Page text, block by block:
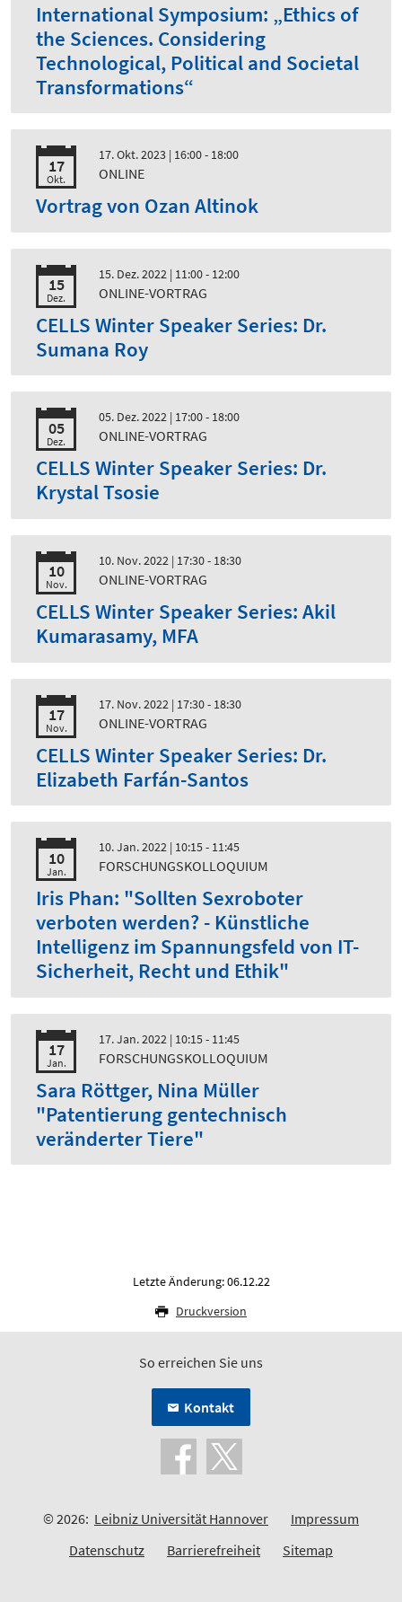
International Symposium: „Ethics of
the Sciences. Considering
Technological, Political and Societal
Transformations“
17
Okt.
17. Okt. 2023 | 16:00 - 18:00
ONLINE
Vortrag von Ozan Altinok
15
Dez.
15. Dez. 2022 | 11:00 - 12:00
ONLINE-VORTRAG
CELLS Winter Speaker Series: Dr.
Sumana Roy
05
Dez.
05. Dez. 2022 | 17:00 - 18:00
ONLINE-VORTRAG
CELLS Winter Speaker Series: Dr.
Krystal Tsosie
10
Nov.
10. Nov. 2022 | 17:30 - 18:30
ONLINE-VORTRAG
CELLS Winter Speaker Series: Akil
Kumarasamy, MFA
17
Nov.
17. Nov. 2022 | 17:30 - 18:30
ONLINE-VORTRAG
CELLS Winter Speaker Series: Dr.
Elizabeth Farfán-Santos
10
Jan.
10. Jan. 2022 | 10:15 - 11:45
FORSCHUNGSKOLLOQUIUM
Iris Phan: "Sollten Sexroboter
verboten werden? - Künstliche
Intelligenz im Spannungsfeld von IT-
Sicherheit, Recht und Ethik"
17
Jan.
17. Jan. 2022 | 10:15 - 11:45
FORSCHUNGSKOLLOQUIUM
Sara Röttger, Nina Müller
"Patentierung gentechnisch
veränderter Tiere"
Letzte Änderung: 06.12.22
Druckversion
So erreichen Sie uns
Kontakt
© 2026: Leibniz Universität Hannover
Impressum
Datenschutz
Barrierefreiheit Sitemap